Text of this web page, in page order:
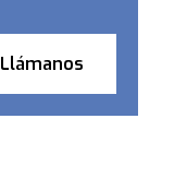
Llámanos